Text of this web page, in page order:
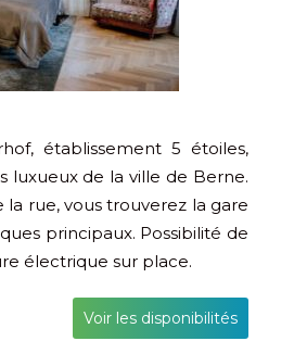
établissement 5 étoiles,
luxueux de la ville de Berne.
la rue, vous trouverez la gare
principaux. Possibilité de
électrique sur place.
Voir les disponibilités